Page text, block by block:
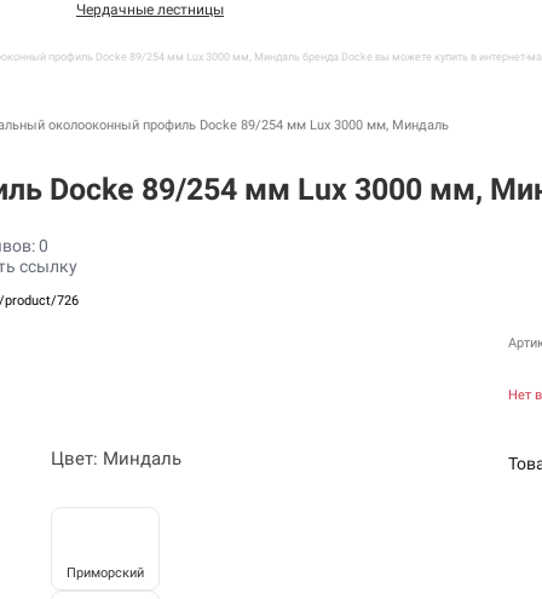
Чердачные лестницы
профиль Docke 89/254 мм Lux 3000 мм, Миндаль бренда Docke вы можете купить в интернет-
околооконный профиль Docke 89/254 мм Lux 3000 мм, Миндаль
Docke 89/254 мм Lux 3000 мм,
0
ссылку
726
Цвет: Миндаль
Приморский
Нет